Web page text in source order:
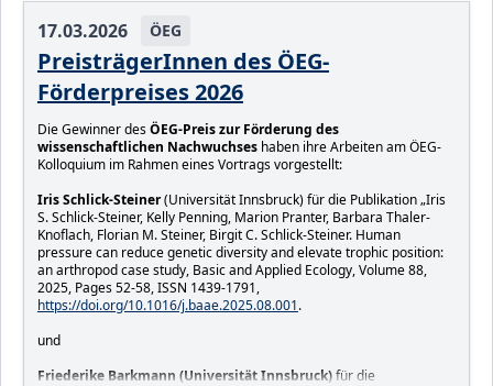
Stefan Kirchweger
Weitere Fotos hier: <Fotos>
17.03.2026 ÖEG
PreisträgerInnen des ÖEG-
Förderpreises 2026
Die Gewinner desÖEG-Preis zur Förderung des
wissenschaftlichen Nachwuchses haben ihre Arbeiten am ÖEG-
Kolloquium im Rahmen eines Vortrags vorgestellt:
Iris Schlick-Steiner(Universität Innsbruck) für die Publikation „Iris
S. Schlick-Steiner, Kelly Penning, Marion Pranter, Barbara Thaler-
Knoflach, Florian M. Steiner, Birgit C. Schlick-Steiner. Human
pressure can reduce genetic diversity and elevate trophic position:
an arthropod case study, Basic and Applied Ecology, Volume 88,
2025, Pages 52-58, ISSN 1439-1791,
https://doi.org/10.1016/j.baae.2025.08.001.
und
Friederike Barkmann (Universität Innsbruck)für die